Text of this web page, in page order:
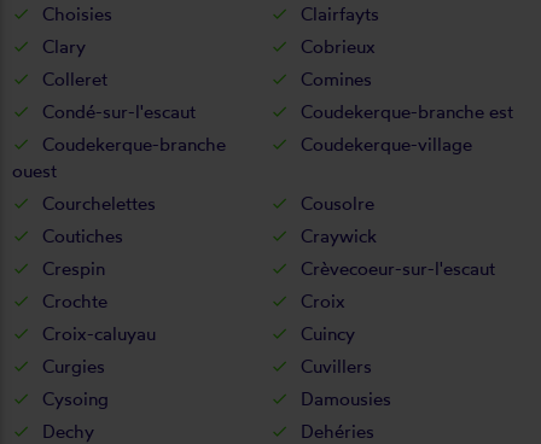
Choisies
Clairfayts
Clary
Cobrieux
Colleret
Comines
Condé-sur-l'escaut
Coudekerque-branche est
Coudekerque-branche
ouest
Coudekerque-village
Courchelettes
Cousolre
Coutiches
Craywick
Crespin
Crèvecoeur-sur-l'escaut
Crochte
Croix
Croix-caluyau
Cuincy
Curgies
Cuvillers
Cysoing
Damousies
Dechy
Dehéries